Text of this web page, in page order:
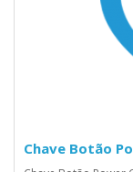
Chave Botão